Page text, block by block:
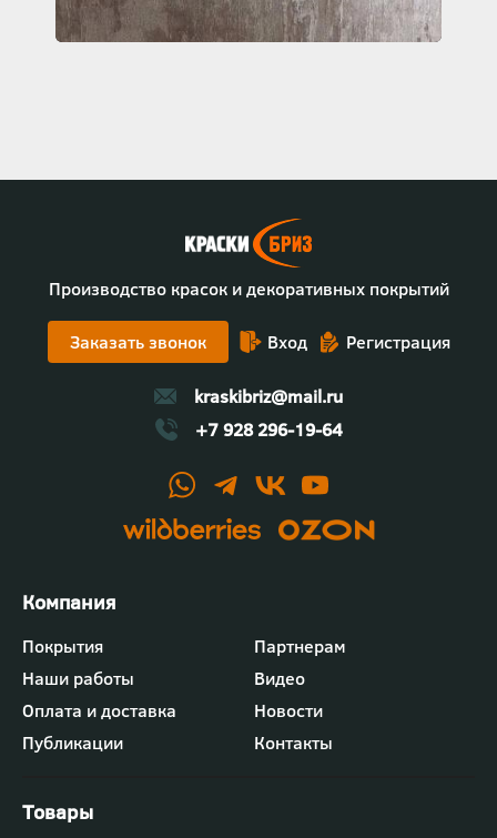
Производство красок и декоративных покрытий
Заказать звонок Вход Регистрация
kraskibriz@mail.ru
+7 928 296-19-64
Футер
-
меню
"Компания"
Покрытия
Партнерам
Наши работы
Видео
Оплата и доставка
Новости
Публикации
Контакты